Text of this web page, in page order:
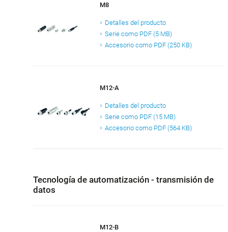
M8
Detalles del producto
Serie como PDF (5 MB)
Accesorio como PDF (250 KB)
M12-A
Detalles del producto
Serie como PDF (15 MB)
Accesorio como PDF (564 KB)
Tecnología de automatización - transmisión de
datos
M12-B